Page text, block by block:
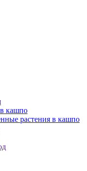
кашпо
растения в кашпо